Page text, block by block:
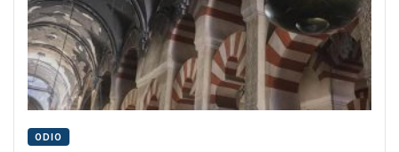
ODIO